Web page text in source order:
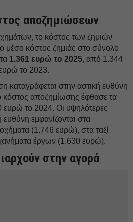
αποζημιώσεων
το κόστος των ζημιών
μέσο κόστος ζημιάς στο σύνολο
1.361 ευρώ το 2025, από 1.344
το 2023.
καταγράφεται στην αστική ευθύνη
αποζημίωσης έφθασε τα
ευρώ το 2024. Οι υψηλότερες
ευθύνη εμφανίζονται στα
οχήματα (1.746 ευρώ), στα ταξί
έργων (1.630 ευρώ).
στην αγορά